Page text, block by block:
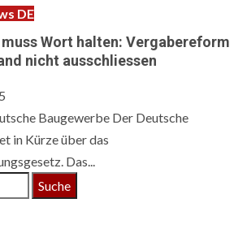
DE
Wort halten: Vergabereform
nicht ausschliessen
Baugewerbe Der Deutsche
in Kürze über das
Das...